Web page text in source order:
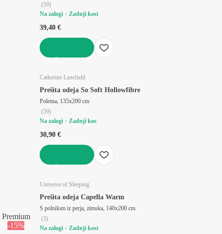
(59)
Na zalogi
Zadnji kosi
39,40 €
Catherine Lansfield
Prešita odeja So Soft Hollowfibre
Poletna, 135x200 cm
(59)
Na zalogi
Zadnji kos
30,90 €
Premium
-15%
Universe of Sleeping
Prešita odeja Capella Warm
S polnilom iz perja, zimska, 140x200 cm
(3)
Na zalogi
Zadnji kosi